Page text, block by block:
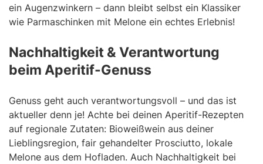
ein Augenzwinkern – dann bleibt selbst ein Klassiker
wie Parmaschinken mit Melone ein echtes Erlebnis!
Nachhaltigkeit & Verantwortung
beim Aperitif-Genuss
Genuss geht auch verantwortungsvoll – und das ist
aktueller denn je! Achte bei deinen Aperitif-Rezepten
auf regionale Zutaten: Bioweißwein aus deiner
Lieblingsregion, fair gehandelter Prosciutto, lokale
Melone aus dem Hofladen. Auch Nachhaltigkeit bei